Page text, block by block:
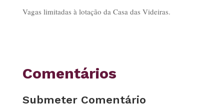
Vagas limitadas à lotação da Casa das Videiras.
Comentários
Submeter Comentário